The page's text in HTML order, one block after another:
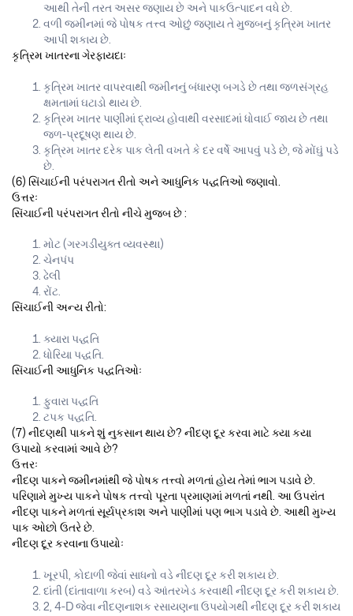
આથી તેની તરત અસર જણાય છે અને પાકઉત્પાદન વધે છે.
વળી જમીનમાં જે પોષક તત્ત્વ ઓછું જણાય તે મુજબનું કૃત્રિમ ખાતર
આપી શકાય છે.
કૃત્રિમ ખાતરના ગેરફાયદાઃ
કૃત્રિમ ખાતર વાપરવાથી જમીનનું બંધારણ બગડે છે તથા જળસંગ્રહ
ક્ષમતામાં ઘટાડો થાય છે.
કૃત્રિમ ખાતર પાણીમાં દ્રાવ્ય હોવાથી વરસાદમાં ધોવાઈ જાય છે તથા
જળ-પ્રદૂષણ થાય છે.
કૃત્રિમ ખાતર દરેક પાક લેતી વખતે કે દર વર્ષે આપવું પડે છે, જે મોંઘું પડે
છે.
(6) સિંચાઈની પરંપરાગત રીતો અને આધુનિક પદ્ધતિઓ જણાવો.
ઉત્તરઃ
સિંચાઈની પરંપરાગત રીતો નીચે મુજબ છે :
મોટ (ગરગડીયુક્ત વ્યવસ્થા)
ચેનપંપ
ઢેલી
રોંટ.
સિંચાઈની અન્ય રીતો:
ક્યારા પદ્ધતિ
ધોરિયા પદ્ધતિ.
સિંચાઈની આધુનિક પદ્ધતિઓઃ
ફુવારા પદ્ધતિ
ટપક પદ્ધતિ.
(7) નીંદણથી પાકને શું નુકસાન થાય છે? નીંદણ દૂર કરવા માટે ક્યા કયા
ઉપાયો કરવામાં આવે છે?
ઉત્તરઃ
નીંદણ પાકને જમીનમાંથી જે પોષક તત્ત્વો મળતાં હોય તેમાં ભાગ પડાવે છે.
પરિણામે મુખ્ય પાકને પોષક તત્ત્વો પૂરતા પ્રમાણમાં મળતાં નથી. આ ઉપરાંત
નીંદણ પાકને મળતાં સૂર્યપ્રકાશ અને પાણીમાં પણ ભાગ પડાવે છે. આથી મુખ્ય
પાક ઓછો ઉતરે છે.
નીંદણ દૂર કરવાના ઉપાયોઃ
ખૂરપી, કોદાળી જેવાં સાધનો વડે નીંદણ દૂર કરી શકાય છે.
દાંતી (દાંતાવાળા કરબ) વડે આંતરખેડ કરવાથી નીંદણ દૂર કરી શકાય છે.
2, 4-D જેવા નીંદણનાશક રસાયણના ઉપયોગથી નીંદણ દૂર કરી શકાય